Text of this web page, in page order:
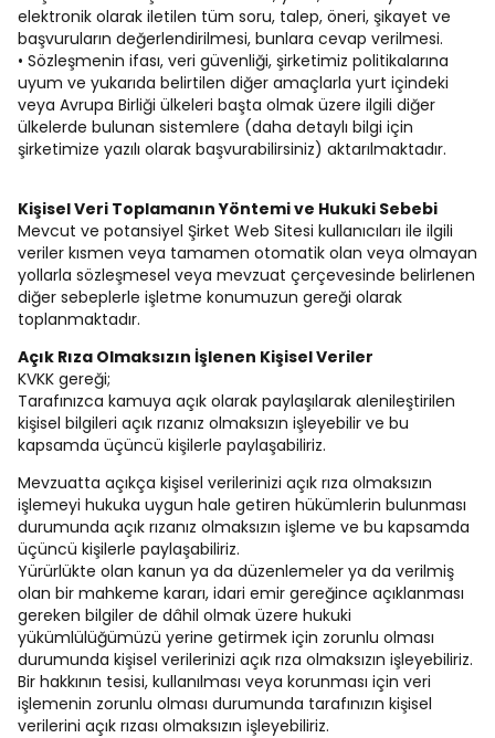
elektronik olarak iletilen tüm soru, talep, öneri, şikayet ve
başvuruların değerlendirilmesi, bunlara cevap verilmesi.
• Sözleşmenin ifası, veri güvenliği, şirketimiz politikalarına
uyum ve yukarıda belirtilen diğer amaçlarla yurt içindeki
veya Avrupa Birliği ülkeleri başta olmak üzere ilgili diğer
ülkelerde bulunan sistemlere (daha detaylı bilgi için
şirketimize yazılı olarak başvurabilirsiniz) aktarılmaktadır.
Kişisel Veri Toplamanın Yöntemi ve Hukuki Sebebi
Mevcut ve potansiyel Şirket Web Sitesi kullanıcıları ile ilgili
veriler kısmen veya tamamen otomatik olan veya olmayan
yollarla sözleşmesel veya mevzuat çerçevesinde belirlenen
diğer sebeplerle işletme konumuzun gereği olarak
toplanmaktadır.
Açık Rıza Olmaksızın İşlenen Kişisel Veriler
KVKK gereği;
Tarafınızca kamuya açık olarak paylaşılarak alenileştirilen
kişisel bilgileri açık rızanız olmaksızın işleyebilir ve bu
kapsamda üçüncü kişilerle paylaşabiliriz.
Mevzuatta açıkça kişisel verilerinizi açık rıza olmaksızın
işlemeyi hukuka uygun hale getiren hükümlerin bulunması
durumunda açık rızanız olmaksızın işleme ve bu kapsamda
üçüncü kişilerle paylaşabiliriz.
Yürürlükte olan kanun ya da düzenlemeler ya da verilmiş
olan bir mahkeme kararı, idari emir gereğince açıklanması
gereken bilgiler de dâhil olmak üzere hukuki
yükümlülüğümüzü yerine getirmek için zorunlu olması
durumunda kişisel verilerinizi açık rıza olmaksızın işleyebiliriz.
Bir hakkının tesisi, kullanılması veya korunması için veri
işlemenin zorunlu olması durumunda tarafınızın kişisel
verilerini açık rızası olmaksızın işleyebiliriz.